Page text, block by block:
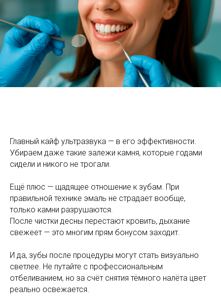
Главный кайф ультразвука — в его эффективности.
Убираем даже такие залежи камня, которые годами
сидели и никого не трогали.
Ещё плюс — щадящее отношение к зубам. При
правильной технике эмаль не страдает вообще,
только камни разрушаются.
После чистки десны перестают кровить, дыхание
свежеет — это многим прям бонусом заходит.
И да, зубы после процедуры могут стать визуально
светлее. Не путайте с профессиональным
отбеливанием, но за счёт снятия тёмного налёта цвет
реально освежается.